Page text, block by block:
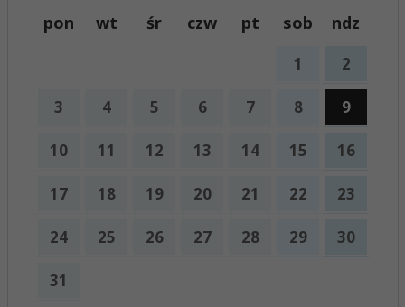
pon
wt śr czw pt sob ndz
1 2
3 4 5 6 7 8 9
10 11 12 13 14 15 16
17 18 19 20 21 22 23
24 25 26 27 28 29 30
31